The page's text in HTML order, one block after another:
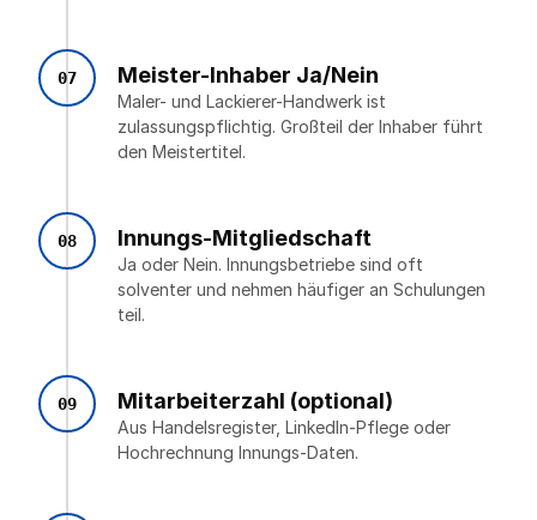
07 Meister-Inhaber Ja/Nein
Maler- und Lackierer-Handwerk ist
zulassungspflichtig. Großteil der Inhaber führt
den Meistertitel.
08 Innungs-Mitgliedschaft
Ja oder Nein. Innungsbetriebe sind oft
solventer und nehmen häufiger an Schulungen
teil.
09 Mitarbeiterzahl (optional)
Aus Handelsregister, LinkedIn-Pflege oder
Hochrechnung Innungs-Daten.